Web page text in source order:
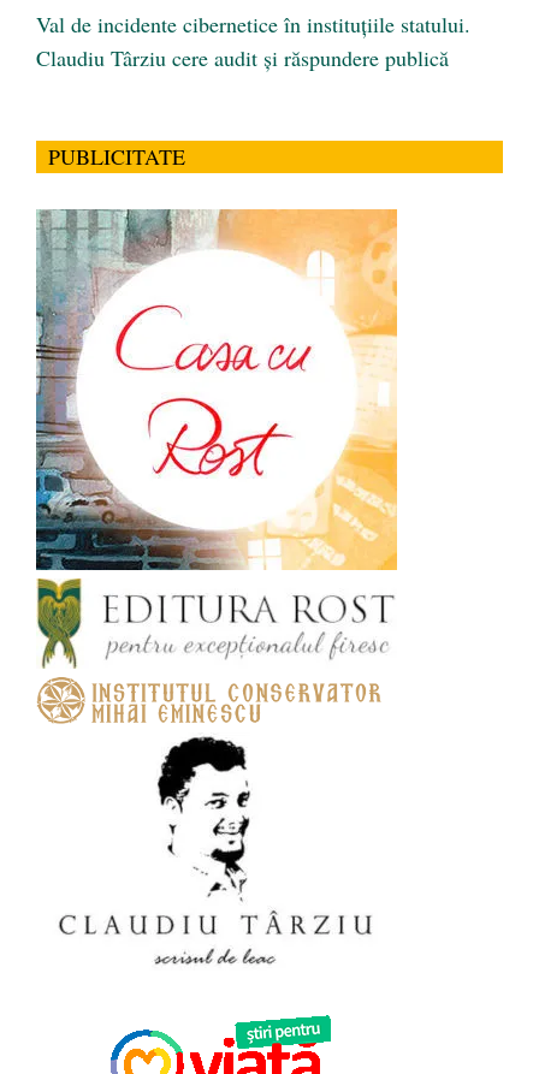
Val de incidente cibernetice în instituțiile statului.
Claudiu Târziu cere audit și răspundere publică
PUBLICITATE